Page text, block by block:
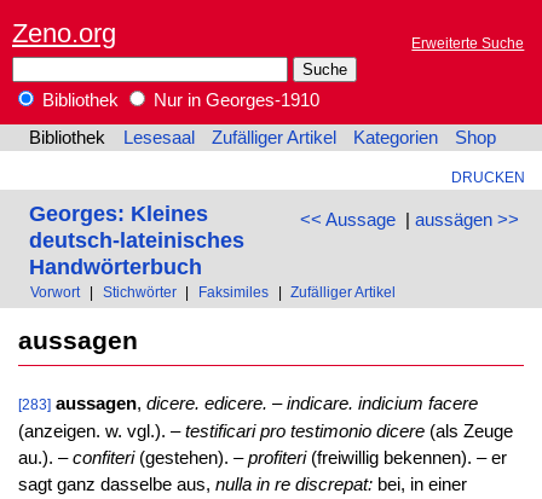
Zeno.org Erweiterte Suche
Bibliothek
Nur in Georges-1910
Bibliothek
Lesesaal Zufälliger Artikel Kategorien Shop
DRUCKEN
<< Aussage| aussägen >>
Georges: Kleines
deutsch-lateinisches
Handwörterbuch
Vorwort Stichwörter Faksimiles Zufälliger Artikel
aussagen
[283] aussagen, dicere. edicere. –indicare. indicium facere
(anzeigen. w. vgl.). –testificari pro testimonio dicere(als Zeuge
au.). –confiteri(gestehen). –profiteri(freiwillig bekennen). – er
sagt ganz dasselbe aus, nulla in re discrepat:bei, in einer